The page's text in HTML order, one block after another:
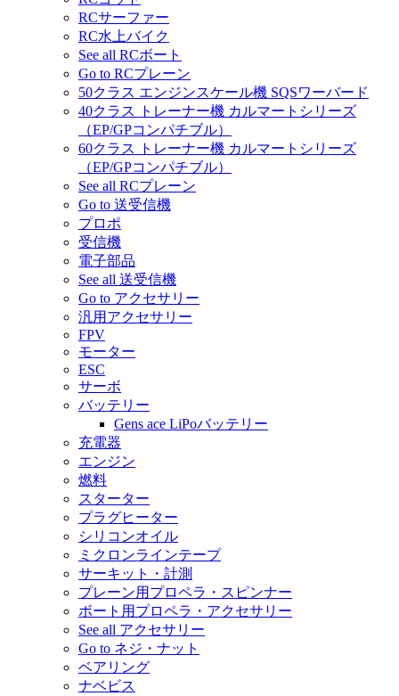
RCサーファー
RC水上バイク
See all RCボート
Go to RCプレーン
50クラス エンジンスケール機 SQSワーバード
40クラス トレーナー機 カルマートシリーズ
（EP/GPコンパチブル）
60クラス トレーナー機 カルマートシリーズ
（EP/GPコンパチブル）
See all RCプレーン
Go to 送受信機
プロポ
受信機
電子部品
See all 送受信機
Go to アクセサリー
汎用アクセサリー
FPV
モーター
ESC
サーボ
バッテリー
Gens ace LiPoバッテリー
充電器
エンジン
燃料
スターター
プラグヒーター
シリコンオイル
ミクロンラインテープ
サーキット・計測
プレーン用プロペラ・スピンナー
ボート用プロペラ・アクセサリー
See all アクセサリー
Go to ネジ・ナット
ベアリング
ナベビス